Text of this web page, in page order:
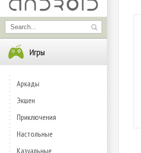
Игры
Аркады
Экшен
Приключения
Настольные
Казуальные